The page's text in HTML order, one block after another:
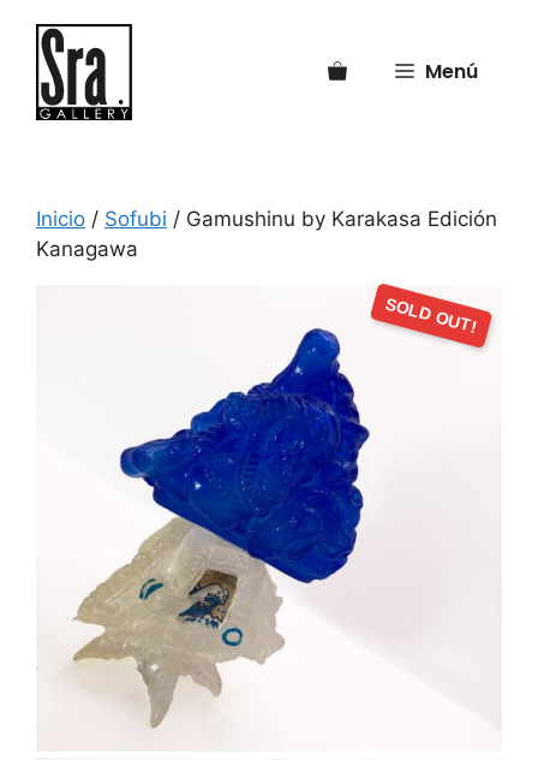
contenido
Menú
Inicio / Sofubi / Gamushinu by Karakasa Edición
Kanagawa
SOLD OUT!